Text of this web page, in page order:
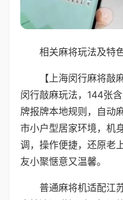
相关麻将玩法及特
【上海闵行麻将
闵行敲麻玩法，144张
牌报牌本地规则，自动
市小户型居家环境，机
调，操作便捷，还原老
友小聚惬意又温馨。
普通麻将机适配江